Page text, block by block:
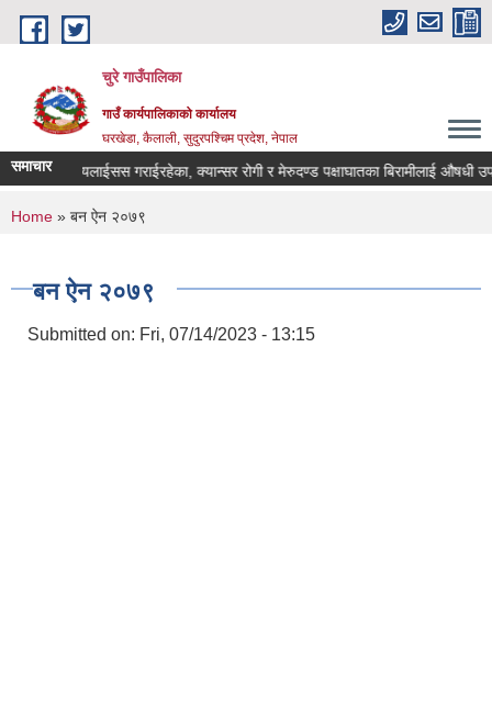
Skip to main content
चुरे गाउँपालिका
गाउँ कार्यपालिकाको कार्यालय
घरखेडा, कैलाली, सुदुरपश्चिम प्रदेश, नेपाल
समाचार
गरेका/ डायलाईसस गराईरहेका, क्यान्सर रोगी र मेरुदण्ड पक्षाघातका बिरामीलाई औषधी
You are here
Home » बन ऐन २०७९
बन ऐन २०७९
Submitted on: Fri, 07/14/2023 - 13:15